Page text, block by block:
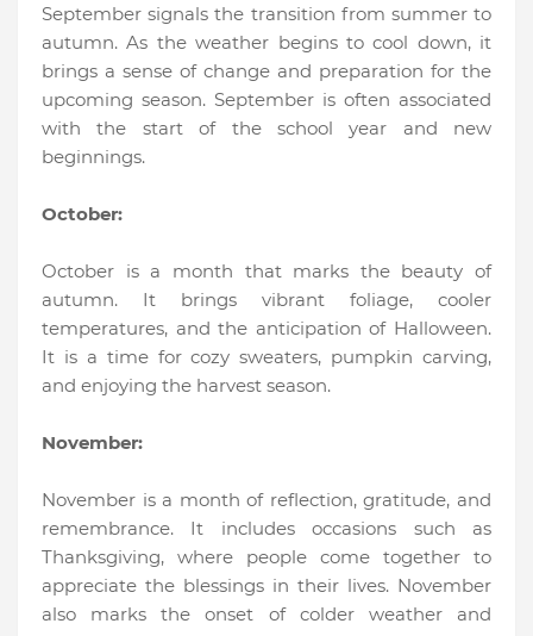
September signals the transition from summer to
autumn. As the weather begins to cool down, it
brings a sense of change and preparation for the
upcoming season. September is often associated
with the start of the school year and new
beginnings.
October:
October is a month that marks the beauty of
autumn. It brings vibrant foliage, cooler
temperatures, and the anticipation of Halloween.
It is a time for cozy sweaters, pumpkin carving,
and enjoying the harvest season.
November:
November is a month of reflection, gratitude, and
remembrance. It includes occasions such as
Thanksgiving, where people come together to
appreciate the blessings in their lives. November
also marks the onset of colder weather and